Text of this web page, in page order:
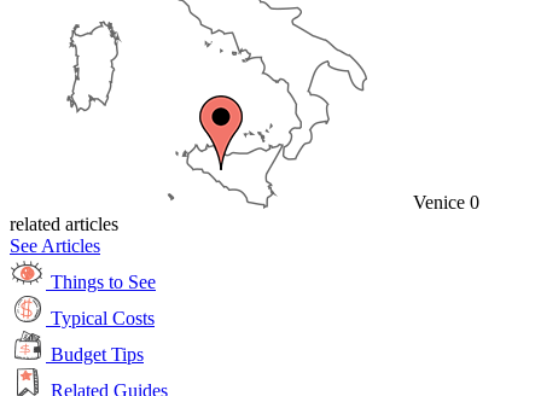
Venice 0
related articles
See Articles
Things to See
Typical Costs
Budget Tips
Related Guides